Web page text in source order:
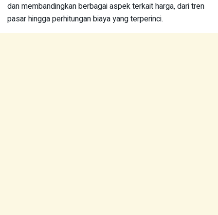
dan membandingkan berbagai aspek terkait harga, dari tren
pasar hingga perhitungan biaya yang terperinci.